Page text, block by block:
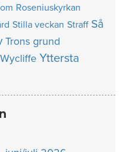
Roseniuskyrkan
Stilla veckan Straff Så
Trons grund
Wycliffe Yttersta